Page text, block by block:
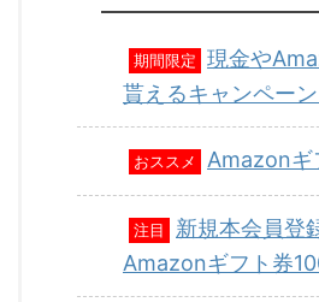
期間限定
現金や
貰えるキャンペー
おススメ Amazonギ
注目
新規本会員登
Amazonギフト券